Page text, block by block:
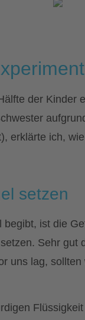
der Kinder
erklärte ich,
setzen
ist die
Sehr gut
uns lag,